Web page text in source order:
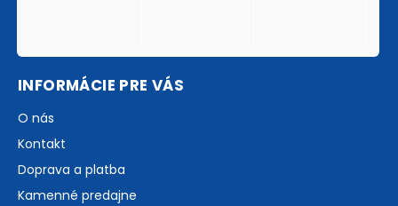
INFORMÁCIE PRE VÁS
O nás
Kontakt
Doprava a platba
Kamenné predajne